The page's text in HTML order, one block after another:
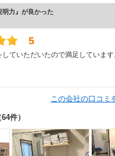
明力』が良かった
5
ていただいたので満足しています
この会社の口コミ
64件）